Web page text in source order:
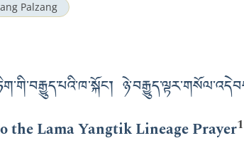
Palzang
the Lama Yangtik Lineage Prayer1